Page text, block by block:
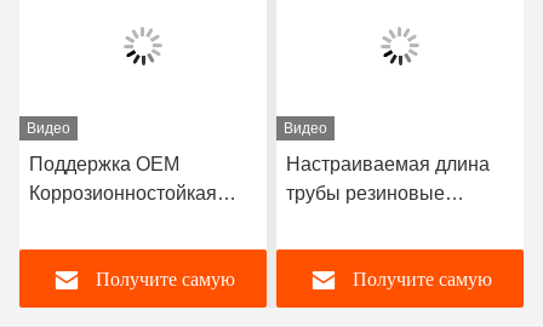
Видео
Поддержка OEM
Коррозионностойкая
прочным натуральным
резиновым неопреном
EPDM и нитриловым
Получите самую
Видео
Настраиваемая длина
трубы резиновые
разработанные с
толщиной облицовки 3-8
мм, обеспечивающей
Получите самую